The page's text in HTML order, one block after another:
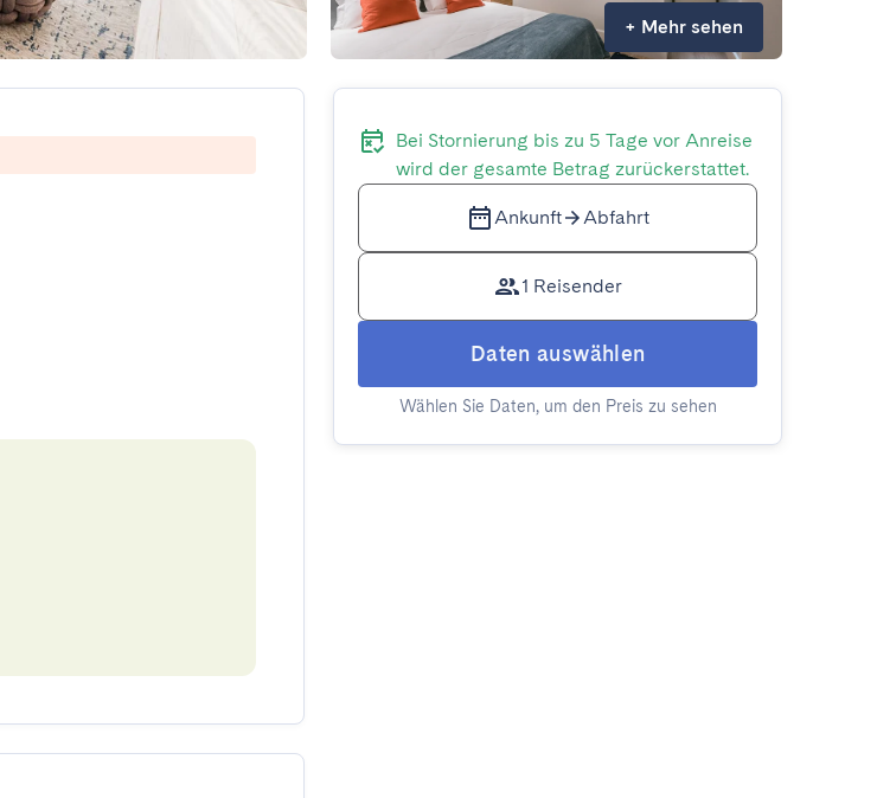
+ Mehr sehen
Bei Stornierung bis zu 5 Tage vor Anreise
wird der gesamte Betrag zurückerstattet.
Ankunft Abfahrt
1 Reisender
Daten auswählen
Wählen Sie Daten, um den Preis zu sehen